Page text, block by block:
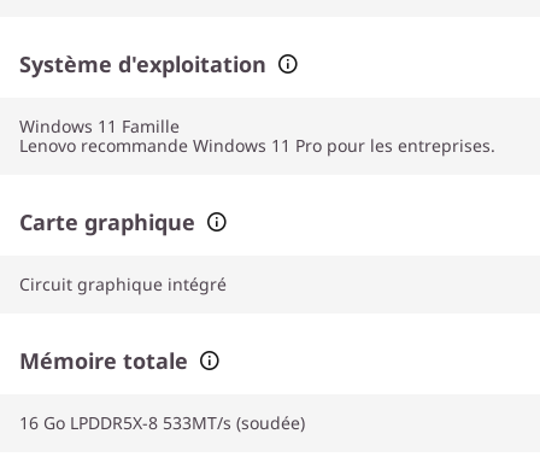
Système d'exploitation
Windows 11 Famille
Lenovo recommande Windows 11 Pro pour les entreprises.
Carte graphique
Circuit graphique intégré
Mémoire totale
16 Go LPDDR5X-8 533MT/s (soudée)